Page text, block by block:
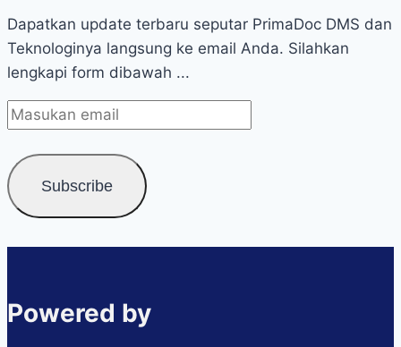
Dapatkan update terbaru seputar PrimaDoc DMS dan
Teknologinya langsung ke email Anda. Silahkan
lengkapi form dibawah ...
Powered by